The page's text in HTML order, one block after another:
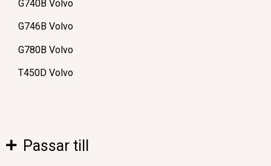
G740B Volvo
G746B Volvo
G780B Volvo
T450D Volvo
Passar till